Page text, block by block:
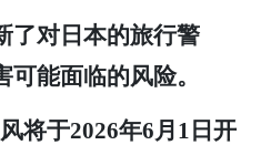
了对日本的旅行警
能面临的风险。
将于2026年6月1日开